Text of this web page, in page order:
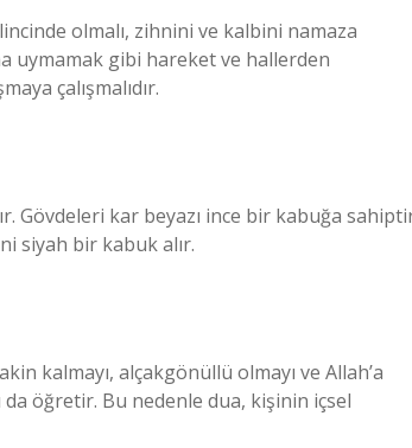
olmalı, zihnini ve kalbini namaza
uymamak gibi hareket ve hallerden
çalışmalıdır.
Gövdeleri kar beyazı ince bir kabuğa
siyah bir kabuk alır.
kalmayı, alçakgönüllü olmayı ve Allah’a
öğretir. Bu nedenle dua, kişinin içsel